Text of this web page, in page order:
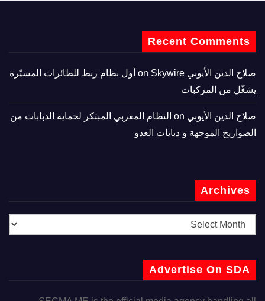
Recent Comments
صلاح الدين الأيوبي
Skywire أول نظام ربط للطائرات المسيّرة
يشغّل من المركبات
صلاح الدين الأيوبي
النظام المغربي المبتكر لحماية الدبابات من
الصواريخ الموجهة و دبابات العدو
Archives
Advertise On SDA